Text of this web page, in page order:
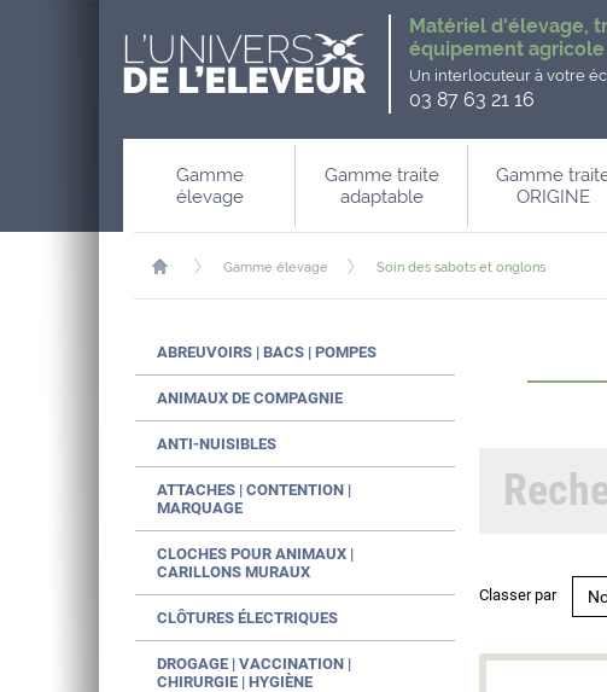
Matériel d'élevage,
équipement
Un interlocuteur à votre
03 87 63 21 16
Gamme
élevage
Gamme traite
adaptable
Gamme
ORIGINE
Gamme élevage Soin des sabots et onglons
Classer par
ABREUVOIRS | BACS | POMPES
ANIMAUX DE COMPAGNIE
ANTI-NUISIBLES
ATTACHES | CONTENTION |
MARQUAGE
CLOCHES POUR ANIMAUX |
CARILLONS MURAUX
CLÔTURES ÉLECTRIQUES
DROGAGE | VACCINATION |
CHIRURGIE | HYGIÈNE